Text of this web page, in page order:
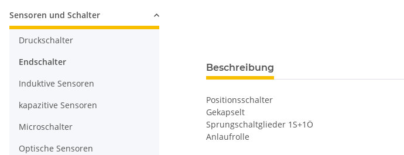
Beschreibung
Positionsschalter
Gekapselt
Sprungschaltglieder 1S+1Ö
Anlaufrolle
Sensoren und Schalter
Druckschalter
Endschalter
Induktive Sensoren
kapazitive Sensoren
Microschalter
Optische Sensoren